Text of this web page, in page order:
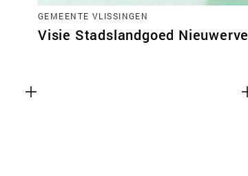
GEMEENTE VLISSINGEN
Visie Stadslandgoed Nieuwerve